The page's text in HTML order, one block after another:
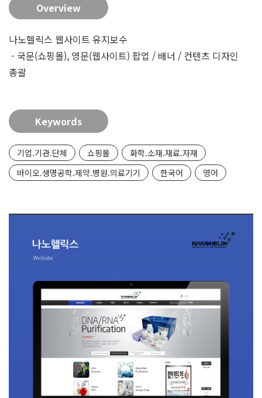
Overview
나노헬릭스 웹사이트 유지보수
- 국문(쇼핑몰), 영문(웹사이트) 팝업 / 배너 / 컨텐츠 디자인
총괄
Keywords
기업.기관.단체 쇼핑몰
화학.소재.재료.자재
바이오.생명공학.제약.병원.의료기기
한국어 영어